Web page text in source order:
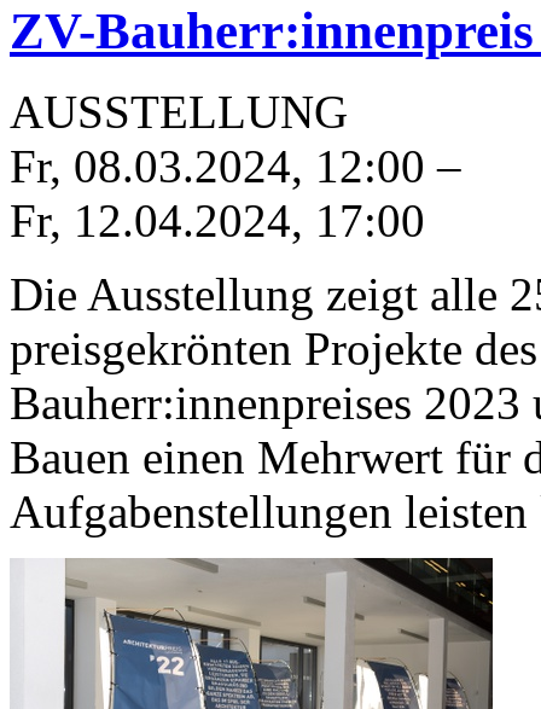
ZV-Bauherr:innenpreis
AUSSTELLUNG
Fr, 08.03.2024, 12:00 –
Fr, 12.04.2024, 17:00
Die Ausstellung zeigt alle
preisgekrönten Projekte
Bauherr:innenpreises
Bauen einen Mehrwert für
Aufgabenstellungen leisten